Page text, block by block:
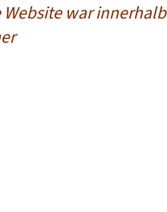
war innerhalb